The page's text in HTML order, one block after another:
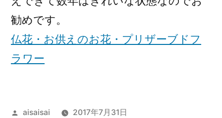
勧めです。
仏花・お供えのお花・プリザーブドフ
ラワー
投
aisaisai
2017年7月31日